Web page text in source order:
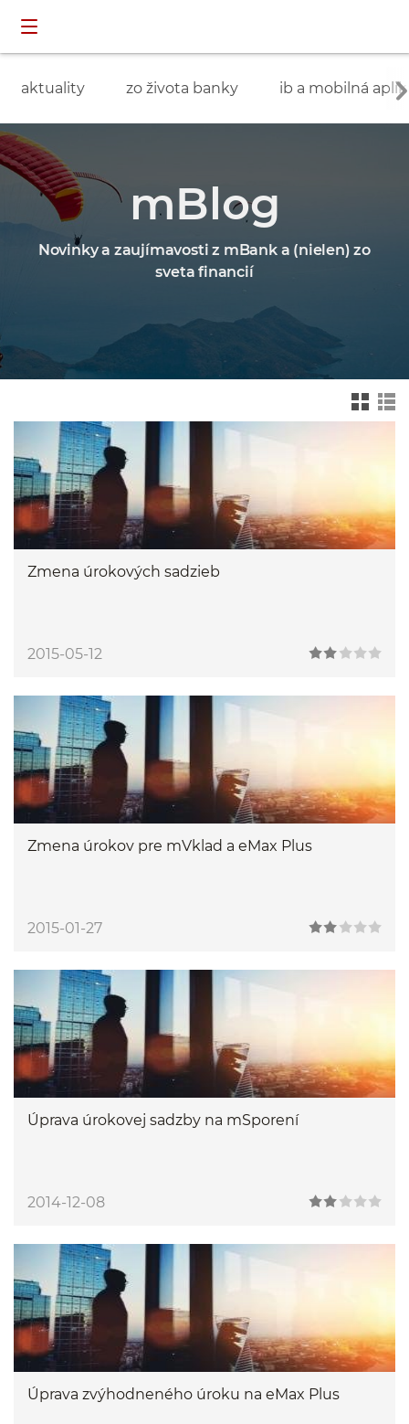
aktuality zo života banky ib a mobilná
mBlog
Novinky a zaujímavosti z mBank a (nielen) zo
sveta financií
widok drz
ewa
felkowy
Zmena úrokových sadzieb
2015-05-12
Zmena úrokov pre mVklad a eMax Plus
2015-01-27
Úprava úrokovej sadzby na mSporení
2014-12-08
Úprava zvýhodneného úroku na eMax Plus